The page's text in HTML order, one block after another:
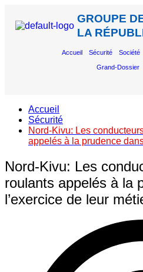
GROUPE
LA
Accueil Sécurité Société
Grand-Dossier
Accueil
Sécurité
Nord-Kivu: Les
appelés à la prudence
Nord-Kivu: Les
roulants appelés à la
l’exercice de leur